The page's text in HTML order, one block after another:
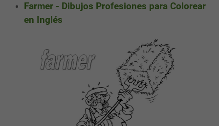
Farmer - Dibujos Profesiones para Colorear
en Inglés